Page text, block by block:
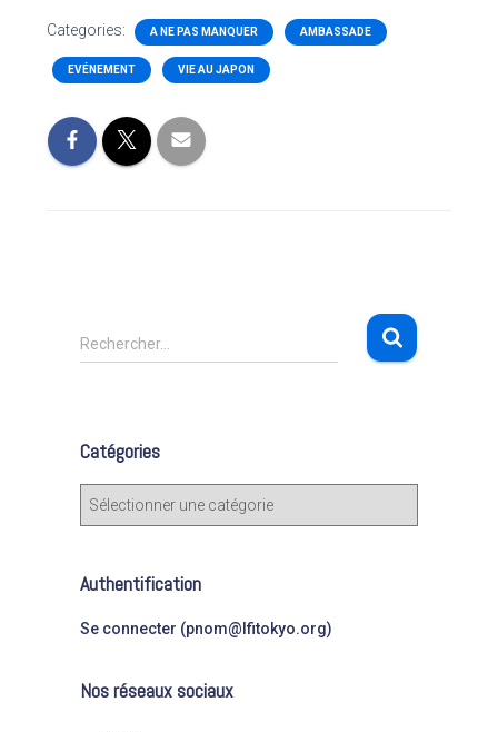
Categories: A NE PAS MANQUER AMBASSADE
EVÉNEMENT VIE AU JAPON
R
e
r
c
e
Rechercher…
Catégories
C
a
g
o
e
Authentification
Se connecter (pnom@lfitokyo.org)
Nos réseaux sociaux